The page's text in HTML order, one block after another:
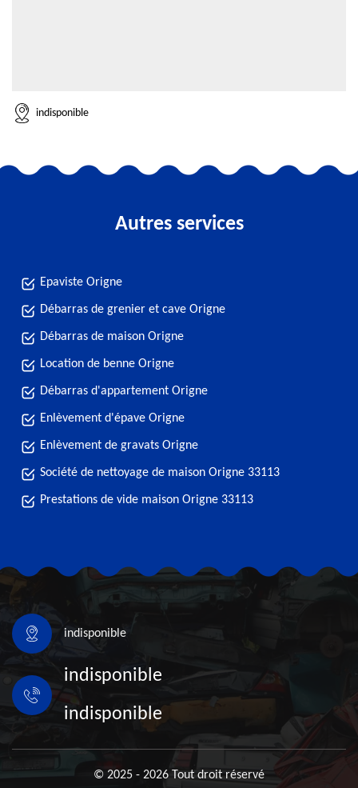
indisponible
Autres services
Epaviste Origne
Débarras de grenier et cave Origne
Débarras de maison Origne
Location de benne Origne
Débarras d'appartement Origne
Enlèvement d'épave Origne
Enlèvement de gravats Origne
Société de nettoyage de maison Origne 33113
Prestations de vide maison Origne 33113
indisponible
indisponible
indisponible
© 2025 - 2026 Tout droit réservé